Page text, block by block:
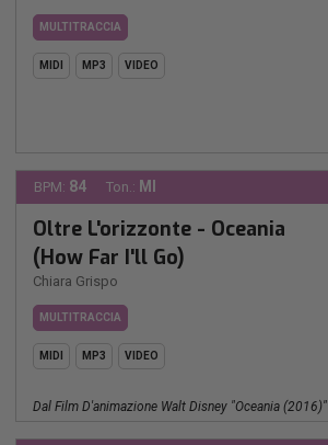
MULTITRACCIA
MIDI MP3 VIDEO
BPM: 84 Ton.: MI
Oltre L'orizzonte - Oceania
(How Far I'll Go)
Chiara Grispo
MULTITRACCIA
MIDI MP3 VIDEO
Dal Film D'animazione Walt Disney "oceania (2016)"